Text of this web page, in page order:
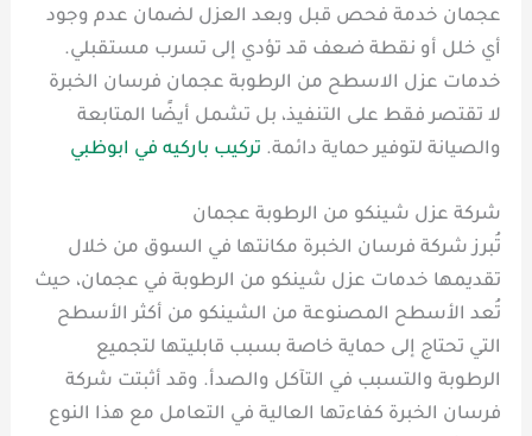
عجمان خدمة فحص قبل وبعد العزل لضمان عدم وجود
أي خلل أو نقطة ضعف قد تؤدي إلى تسرب مستقبلي.
خدمات عزل الاسطح من الرطوبة عجمان فرسان الخبرة
لا تقتصر فقط على التنفيذ، بل تشمل أيضًا المتابعة
والصيانة لتوفير حماية دائمة. تركيب باركيه في ابوظبي
شركة عزل شينكو من الرطوبة عجمان
تُبرز شركة فرسان الخبرة مكانتها في السوق من خلال
تقديمها خدمات عزل شينكو من الرطوبة في عجمان، حيث
تُعد الأسطح المصنوعة من الشينكو من أكثر الأسطح
التي تحتاج إلى حماية خاصة بسبب قابليتها لتجميع
الرطوبة والتسبب في التآكل والصدأ. وقد أثبتت شركة
فرسان الخبرة كفاءتها العالية في التعامل مع هذا النوع